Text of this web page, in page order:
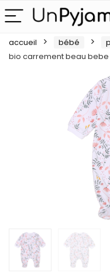
accueil bébé
bio carrement beau